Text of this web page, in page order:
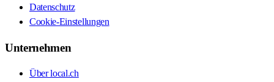
Datenschutz
Cookie-Einstellungen
Unternehmen
Über local.ch